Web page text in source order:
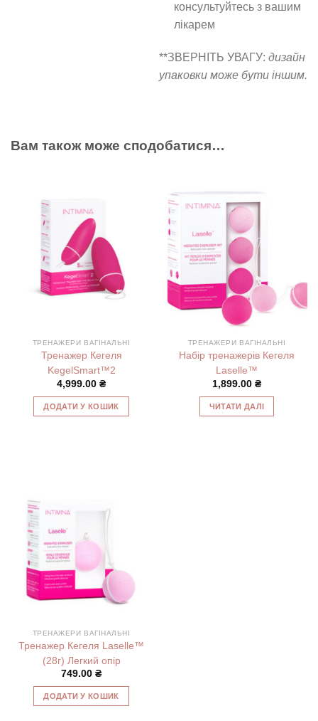
консультуйтесь з вашим
лікарем
**ЗВЕРНІТЬ УВАГУ: дизайн
упаковки може бути іншим.
Вам також може сподобатися…
ТРЕНАЖЕРИ ВАГІНАЛЬНІ
Тренажер Кегеля
KegelSmart™2
4,999.00 ₴
ДОДАТИ У КОШИК
ТРЕНАЖЕРИ ВАГІНАЛЬНІ
Набір тренажерів Кегеля
Laselle™
1,899.00 ₴
ЧИТАТИ ДАЛІ
ТРЕНАЖЕРИ ВАГІНАЛЬНІ
Тренажер Кегеля Laselle™
(28г) Легкий опір
749.00 ₴
ДОДАТИ У КОШИК